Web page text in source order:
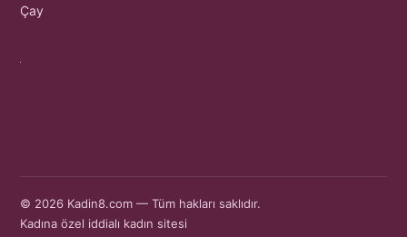
Çay
© 2026 Kadin8.com — Tüm hakları saklıdır.
Kadına özel iddialı kadın sitesi